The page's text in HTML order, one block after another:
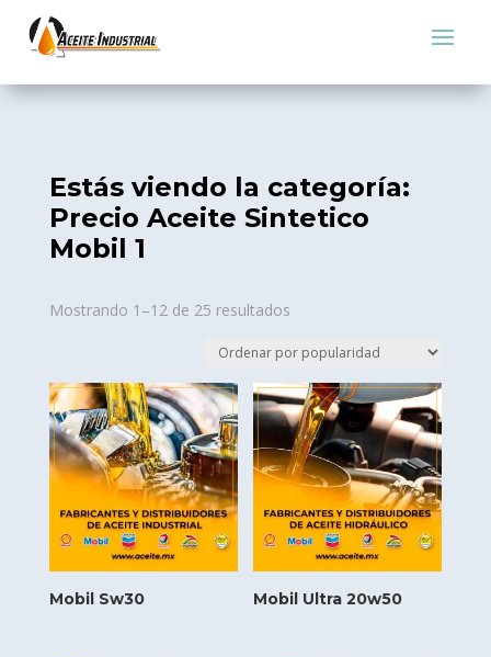
Estás viendo la categoría:
Precio Aceite Sintetico
Mobil 1
Mostrando 1–12 de 25 resultadosSorted
popularity
Mobil Sw30 Mobil Ultra 20w50